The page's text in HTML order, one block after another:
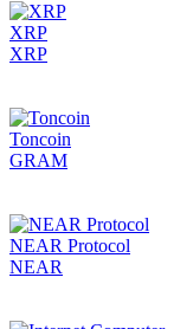
XRP
XRP
Toncoin
GRAM
NEAR Protocol
NEAR